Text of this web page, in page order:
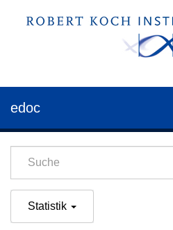
edoc
Statistik